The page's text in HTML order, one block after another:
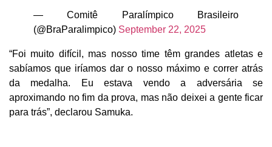
— Comitê Paralímpico Brasileiro
(@BraParalimpico) September 22, 2025
“Foi muito difícil, mas nosso time têm grandes atletas e
sabíamos que iríamos dar o nosso máximo e correr atrás
da medalha. Eu estava vendo a adversária se
aproximando no fim da prova, mas não deixei a gente ficar
para trás”, declarou Samuka.